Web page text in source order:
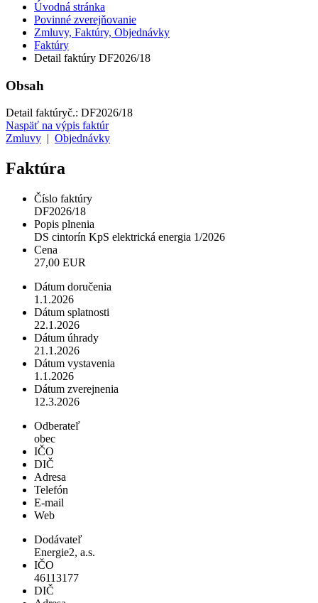
Úvodná stránka
Povinné zverejňovanie
Zmluvy, Faktúry, Objednávky
Faktúry
Detail faktúry DF2026/18
Obsah
Detail faktúryč.: DF2026/18
Naspäť na výpis faktúr
Zmluvy
Objednávky
Faktúra
Číslo faktúry
DF2026/18
Popis plnenia
DS cintorín KpS elektrická energia 1/2026
Cena
27,00 EUR
Dátum doručenia
1.1.2026
Dátum splatnosti
22.1.2026
Dátum úhrady
21.1.2026
Dátum vystavenia
1.1.2026
Dátum zverejnenia
12.3.2026
Odberateľ
obec
IČO
DIČ
Adresa
Telefón
E-mail
Web
Dodávateľ
Energie2, a.s.
IČO
46113177
DIČ